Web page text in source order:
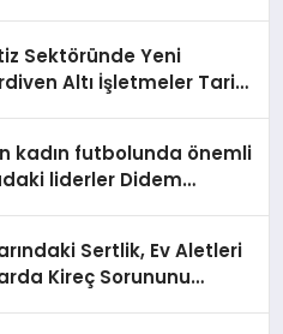
Sektöründe Yeni
Altı İşletmeler Tarih
kadın futbolunda önemli
liderler Didem
Sertlik, Ev Aletleri
Kireç Sorununu